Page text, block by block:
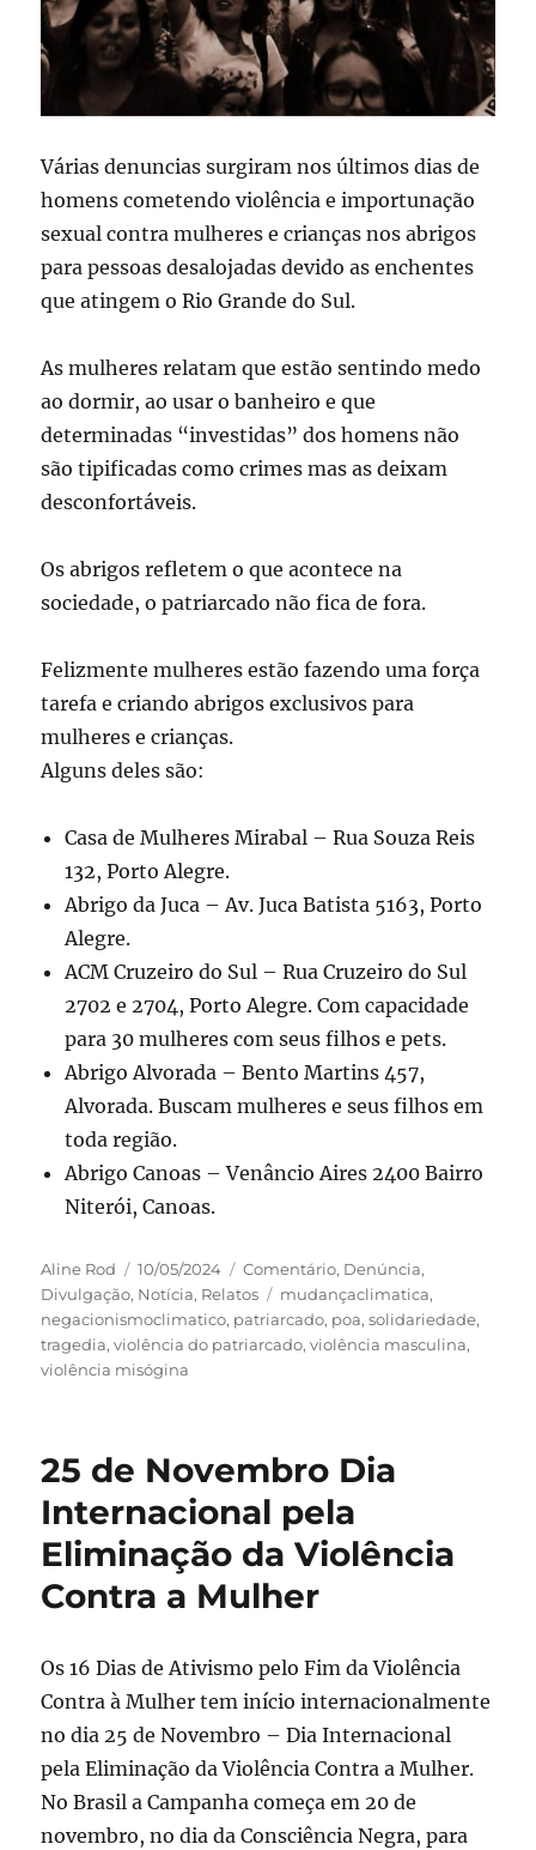
Várias denuncias surgiram nos últimos dias de
homens cometendo violência e importunação
sexual contra mulheres e crianças nos abrigos
para pessoas desalojadas devido as enchentes
que atingem o Rio Grande do Sul.
As mulheres relatam que estão sentindo medo
ao dormir, ao usar o banheiro e que
determinadas “investidas” dos homens não
são tipificadas como crimes mas as deixam
desconfortáveis.
Os abrigos refletem o que acontece na
sociedade, o patriarcado não fica de fora.
Felizmente mulheres estão fazendo uma força
tarefa e criando abrigos exclusivos para
mulheres e crianças.
Alguns deles são:
Casa de Mulheres Mirabal – Rua Souza Reis
132, Porto Alegre.
Abrigo da Juca – Av. Juca Batista 5163, Porto
Alegre.
ACM Cruzeiro do Sul – Rua Cruzeiro do Sul
2702 e 2704, Porto Alegre. Com capacidade
para 30 mulheres com seus filhos e pets.
Abrigo Alvorada – Bento Martins 457,
Alvorada. Buscam mulheres e seus filhos em
toda região.
Abrigo Canoas – Venâncio Aires 2400 Bairro
Niterói, Canoas.
Autor
Aline Rod
Publicado
em
10/05/2024 Categorias
Comentário, Denúncia,
Divulgação, Notícia, Relatos Tags
mudançaclimatica,
negacionismoclimatico, patriarcado, poa,solidariedade,
tragedia,violência do patriarcado,violência masculina,
violência misógina
25 de Novembro Dia
Internacional pela
Eliminação da Violência
Contra a Mulher
Os 16 Dias de Ativismo pelo Fim da Violência
Contra à Mulher tem início internacionalmente
no dia 25 de Novembro – Dia Internacional
pela Eliminação da Violência Contra a Mulher.
No Brasil a Campanha começa em 20 de
novembro, no dia da Consciência Negra, para